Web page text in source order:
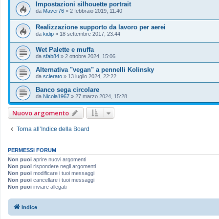
Impostazioni silhouette portrait
da Maver76 » 2 febbraio 2019, 11:40
Realizzazione supporto da lavoro per aerei
da kidip » 18 settembre 2017, 23:44
Wet Palette e muffa
da sfab84 » 2 ottobre 2024, 15:06
Alternativa "vegan" a pennelli Kolinsky
da sclerato » 13 luglio 2024, 22:22
Banco sega circolare
da Nicola1967 » 27 marzo 2024, 15:28
Nuovo argomento
Torna all’Indice della Board
PERMESSI FORUM
Non puoi aprire nuovi argomenti
Non puoi rispondere negli argomenti
Non puoi modificare i tuoi messaggi
Non puoi cancellare i tuoi messaggi
Non puoi inviare allegati
Indice